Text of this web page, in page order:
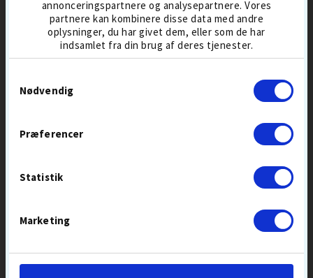
annonceringspartnere og analysepartnere. Vores
partnere kan kombinere disse data med andre
oplysninger, du har givet dem, eller som de har
indsamlet fra din brug af deres tjenester.
Nødvendig
Præferencer
Statistik
Marketing
WOOD GOLF TEES 100 PCS GRIPPER HERRE
GOLFHANDSKE
ALLEVEJR